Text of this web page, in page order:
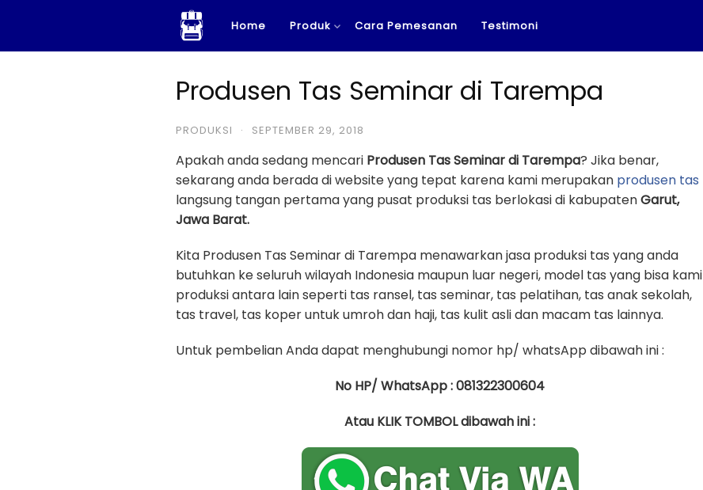
content
Home Produk Cara Pemesanan Testimoni
Produsen Tas Seminar di Tarempa
PRODUKSI · SEPTEMBER 29, 2018
Apakah anda sedang mencari Produsen Tas Seminar di Tarempa? Jika benar,
sekarang anda berada di website yang tepat karena kami merupakan produsen tas
langsung tangan pertama yang pusat produksi tas berlokasi di kabupatenGarut,
Jawa Barat.
Kita Produsen Tas Seminar di Tarempa menawarkan jasa produksi tas yang anda
butuhkan ke seluruh wilayah Indonesia maupun luar negeri, model tas yang bisa kami
produksi antara lain seperti tas ransel, tas seminar, tas pelatihan, tas anak sekolah,
tas travel, tas koper untuk umroh dan haji, tas kulit asli dan macam tas lainnya.
Untuk pembelian Anda dapat menghubungi nomor hp/ whatsApp dibawah ini :
No HP/ WhatsApp : 081322300604
Atau KLIK TOMBOL dibawah ini :